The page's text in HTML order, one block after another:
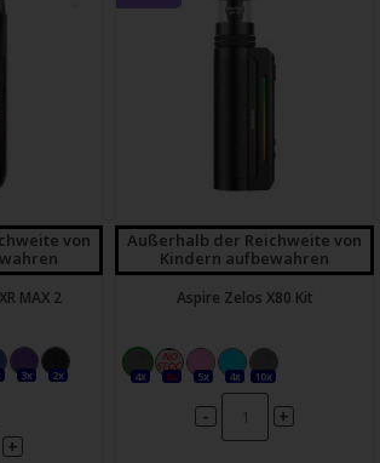
von
MAX 2
3x 2x
+
Außerhalb der Reichweite von
Kindern aufbewahren
Aspire Zelos X80 Kit
4x 0x 5x 4x 10x
- +